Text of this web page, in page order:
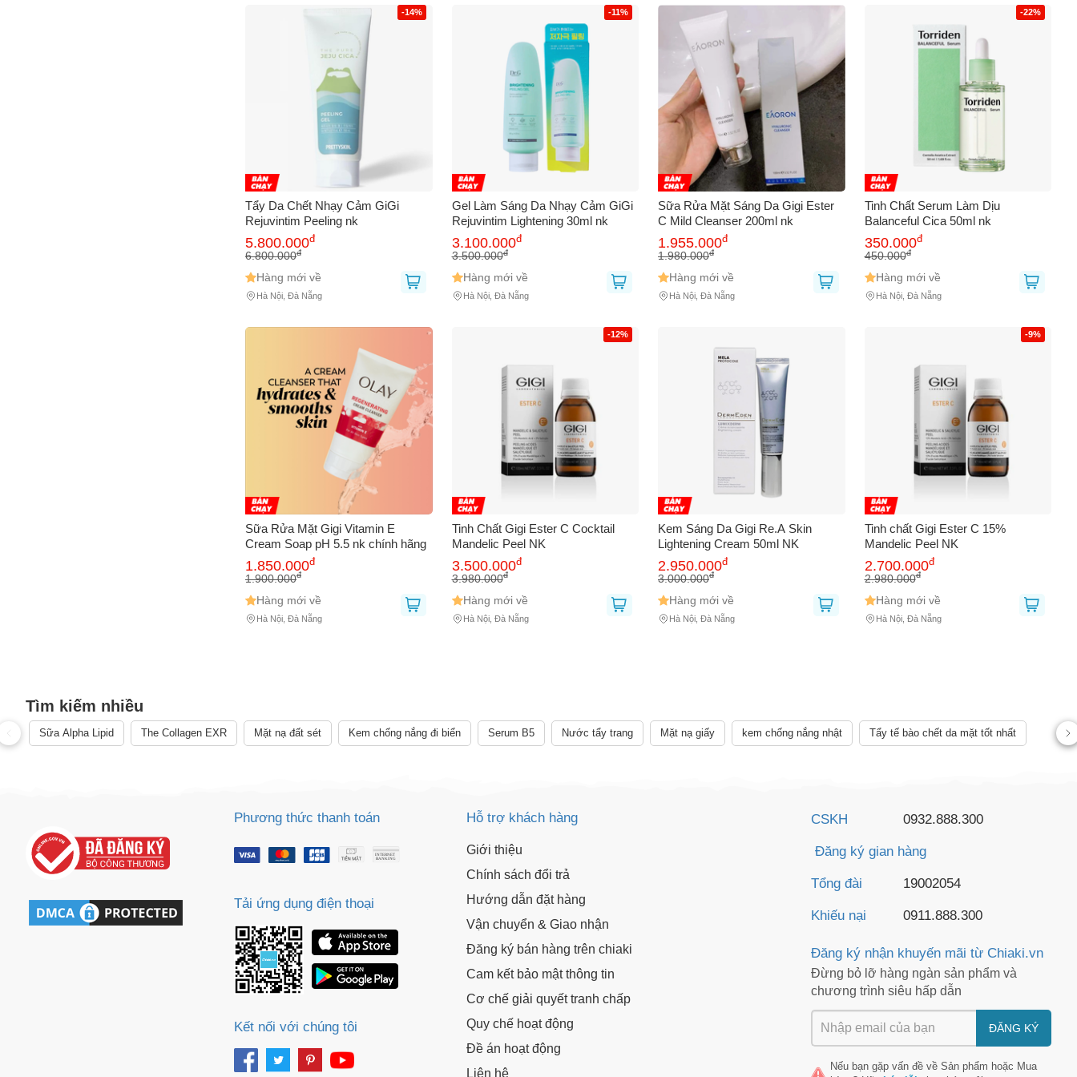
-14%
Tẩy Da Chết Nhạy Cảm GiGi
Rejuvintim Peeling nk
5.800.000đ
6.800.000đ
Hàng mới về
Hà Nội, Đà Nẵng
-11%
Gel Làm Sáng Da Nhạy Cảm GiGi
Rejuvintim Lightening 30ml nk
3.100.000đ
3.500.000đ
Hàng mới về
Hà Nội, Đà Nẵng
Sữa Rửa Mặt Sáng Da Gigi Ester
C Mild Cleanser 200ml nk
1.955.000đ
1.980.000đ
Hàng mới về
Hà Nội, Đà Nẵng
-22%
Tinh Chất Serum Làm Dịu
Balanceful Cica 50ml nk
350.000đ
450.000đ
Hàng mới về
Hà Nội, Đà Nẵng
Sữa Rửa Mặt Gigi Vitamin E
Cream Soap pH 5.5 nk chính hãng
1.850.000đ
1.900.000đ
Hàng mới về
Hà Nội, Đà Nẵng
-12%
Tinh Chất Gigi Ester C Cocktail
Mandelic Peel NK
3.500.000đ
3.980.000đ
Hàng mới về
Hà Nội, Đà Nẵng
Kem Sáng Da Gigi Re.A Skin
Lightening Cream 50ml NK
2.950.000đ
3.000.000đ
Hàng mới về
Hà Nội, Đà Nẵng
-9%
Tinh chất Gigi Ester C 15%
Mandelic Peel NK
2.700.000đ
2.980.000đ
Hàng mới về
Hà Nội, Đà Nẵng
Tìm kiếm nhiều
Sữa Alpha Lipid The Collagen EXR Mặt nạ đất sét Kem chống nắng đi biển Serum B5 Nước tẩy trang Mặt nạ giấy kem chống nắng nhật Tẩy tế bào chết da mặt tốt nhất
Phương thức thanh toán
Tải ứng dụng điện thoại
Kết nối với chúng tôi
Hỗ trợ khách hàng
Giới thiệu
Chính sách đổi trả
Hướng dẫn đặt hàng
Vận chuyển & Giao nhận
Đăng ký bán hàng trên chiaki
Cam kết bảo mật thông tin
Cơ chế giải quyết tranh chấp
Quy chế hoạt động
Đề án hoạt động
Liên hệ
CSKH 0932.888.300
Đăng ký gian hàng
Tổng đài 19002054
Khiếu nại 0911.888.300
Đăng ký nhận khuyến mãi từ Chiaki.vn
Đừng bỏ lỡ hàng ngàn sản phẩm và
chương trình siêu hấp dẫn
ĐĂNG KÝ
Nếu bạn gặp vấn đề về Sản phẩm hoặc Mua
Cách sử dụng:
Sao chép mã giảm giá phía trên.
Truy cập trang thanh toán và sử dụng
mã.
TẢi APP CHIAKI NGAY
LẤY MÃ NGAY
LẤY MÃ NGAY